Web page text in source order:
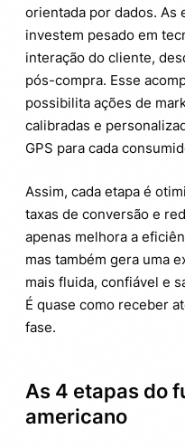
orientada por dados. As
investem pesado em
interação do cliente,
pós-compra. Esse
possibilita ações de
calibradas e
GPS para cada
Assim, cada etapa é
taxas de conversão e
apenas melhora a
mas também gera uma
mais fluida, confiável e
É quase como receber
fase.
As 4 etapas do
americano